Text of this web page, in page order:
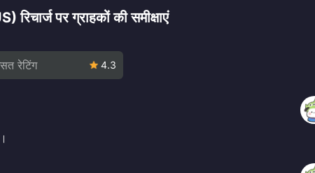
पर ग्राहकों की समीक्षाएं
रेटिंग 4.3